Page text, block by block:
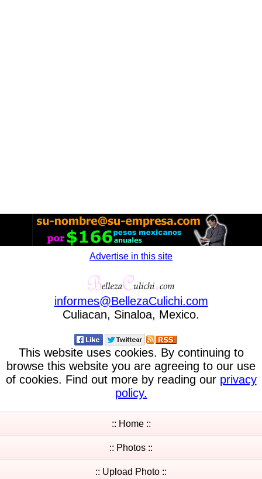
Advertise in this site
informes@BellezaCulichi.com
Culiacan, Sinaloa, Mexico.
This website uses cookies. By continuing to
browse this website you are agreeing to our use
of cookies. Find out more by reading our privacy
policy.
:: Home ::
:: Photos ::
:: Upload Photo ::